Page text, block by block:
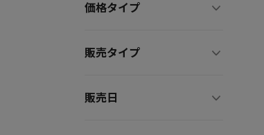
価格タイプ
販売タイプ
販売日